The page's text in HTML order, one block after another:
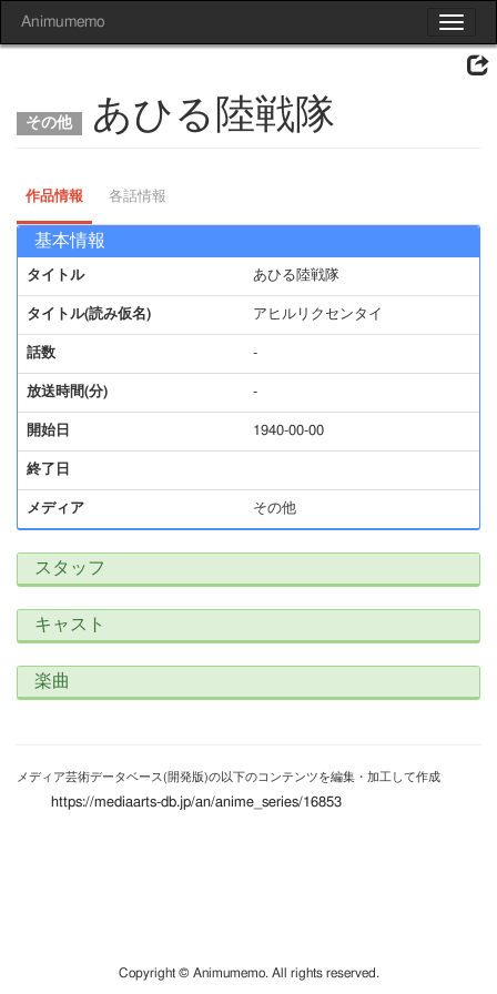
Toggle
Animumemo
あひる陸戦隊
作品情報 各話情報
基本情報
タイトル あひる陸戦隊
タイトル(読み仮名) アヒルリクセンタイ
話数 -
放送時間(分) -
開始日 1940-00-00
終了日
メディア その他
スタッフ
キャスト
楽曲
メディア芸術データベース(開発版)の以下のコンテンツを編集・加工して作成
https://mediaarts-db.jp/an/anime_series/16853
Copyright © Animumemo. All rights reserved.